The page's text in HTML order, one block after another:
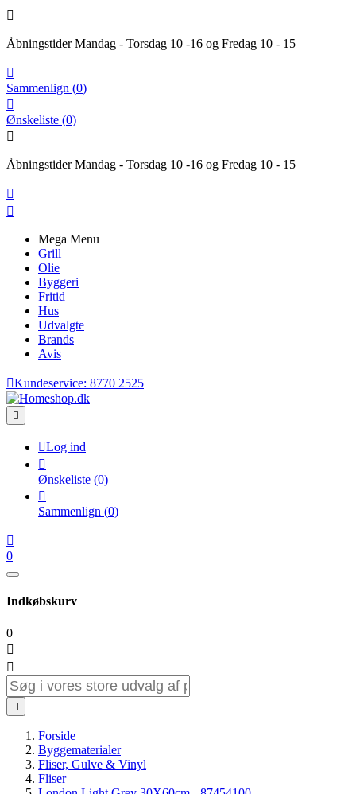

Åbningstider Mandag - Torsdag 10 -16 og Fredag 10 - 15

Sammenlign (0)

Ønskeliste (0)

Åbningstider Mandag - Torsdag 10 -16 og Fredag 10 - 15


Mega Menu
Grill
Olie
Byggeri
Fritid
Hus
Udvalgte
Brands
Avis
Kundeservice: 8770 2525

Log ind

Ønskeliste (0)

Sammenlign (0)

0
Indkøbskurv
0



Forside
Byggematerialer
Fliser, Gulve & Vinyl
Fliser